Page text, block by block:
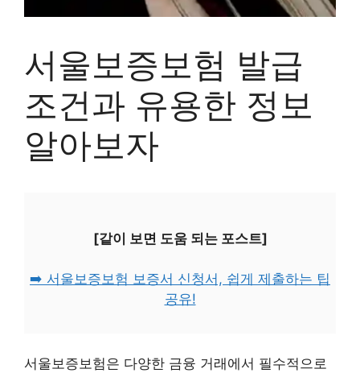
서울보증보험 발급
조건과 유용한 정보
알아보자
[같이 보면 도움 되는 포스트]
➡️ 서울보증보험 보증서 신청서, 쉽게 제출하는 팁
공유!
서울보증보험은 다양한 금융 거래에서 필수적으로